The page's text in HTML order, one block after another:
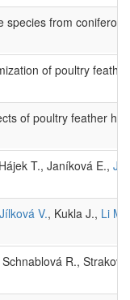
species from
of poultry
of poultry feather
T., Janíková E.,
Jílková V., Kukla J., Li M.
Schnablová R.,